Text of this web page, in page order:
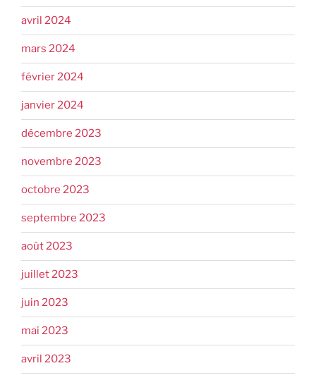
avril 2024
mars 2024
février 2024
janvier 2024
décembre 2023
novembre 2023
octobre 2023
septembre 2023
août 2023
juillet 2023
juin 2023
mai 2023
avril 2023